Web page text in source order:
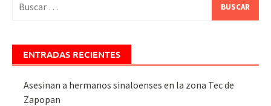
ENTRADAS RECIENTES
Asesinan a hermanos sinaloenses en la zona Tec de
Zapopan